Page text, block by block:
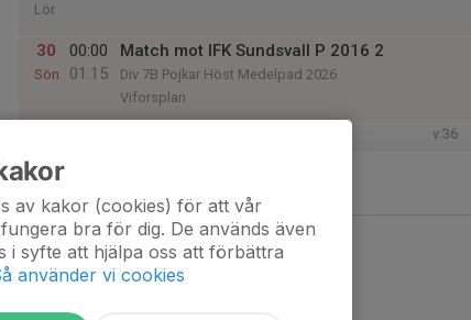
Lör
30
Sön
00:00
01:15
Match mot IFK Sundsvall P 2016 2
Div 7B Pojkar Höst Medelpad 2026
Viforsplan
v.36
31
av kakor (cookies) för att vår
bra för dig. De används även
i syfte att hjälpa oss att förbättra
använder vi cookies